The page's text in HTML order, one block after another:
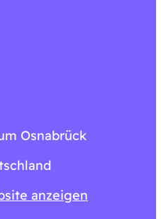
Osnabrück
anzeigen